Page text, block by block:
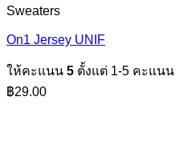
Sweaters
On1 Jersey UNIF
ให้คะแนน 5 ตั้งแต่ 1-5 คะแนน
฿29.00